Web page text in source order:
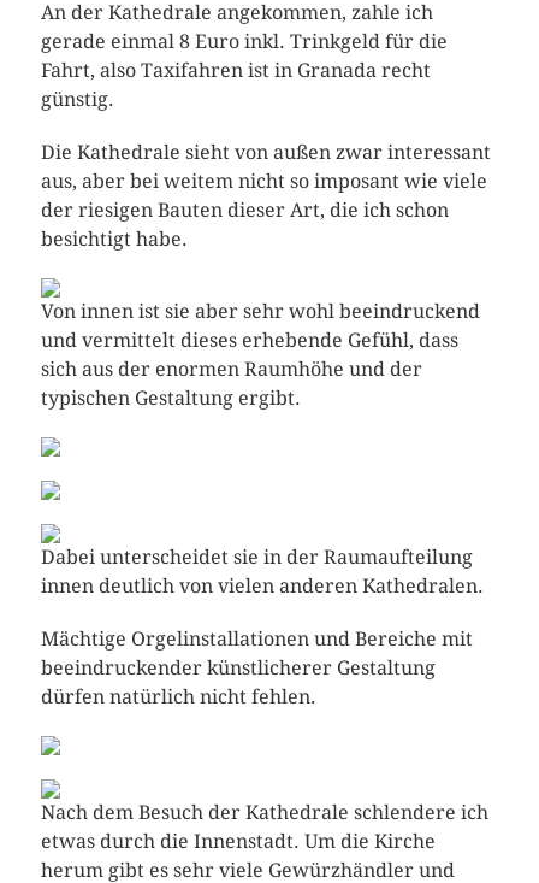
An der Kathedrale angekommen, zahle ich
gerade einmal 8 Euro inkl. Trinkgeld für die
Fahrt, also Taxifahren ist in Granada recht
günstig.
Die Kathedrale sieht von außen zwar interessant
aus, aber bei weitem nicht so imposant wie viele
der riesigen Bauten dieser Art, die ich schon
besichtigt habe.
Von innen ist sie aber sehr wohl beeindruckend
und vermittelt dieses erhebende Gefühl, dass
sich aus der enormen Raumhöhe und der
typischen Gestaltung ergibt.
Dabei unterscheidet sie in der Raumaufteilung
innen deutlich von vielen anderen Kathedralen.
Mächtige Orgelinstallationen und Bereiche mit
beeindruckender künstlicherer Gestaltung
dürfen natürlich nicht fehlen.
Nach dem Besuch der Kathedrale schlendere ich
etwas durch die Innenstadt. Um die Kirche
herum gibt es sehr viele Gewürzhändler und